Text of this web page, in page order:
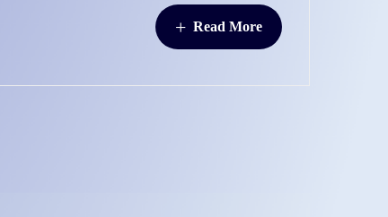
Read More
+